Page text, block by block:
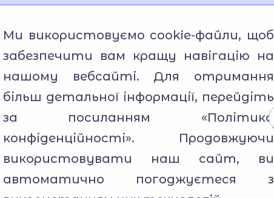
license
Накази
Публічні закупівлі
Матеріально-технічна база
Фотогалерея
Відеогалерея
Ліцейське самоврядування
Вакансії
Публічна інформація
Анонси
Ми використовуємо cookie-файли, щоб
забезпечити вам кращу навігацію на
нашому вебсайті. Для отримання
більш детальної інформації, перейдіть
за посиланням «Політика
конфіденційності». Продовжуючи
використовувати наш сайт, ви
автоматично погоджуєтеся з